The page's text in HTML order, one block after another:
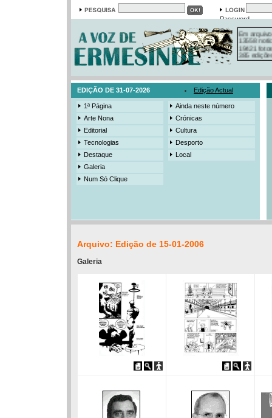
Password
Em arquivo
13558
19421
385
3206
EDIÇÃO DE 31-07-2026 Edição Actual
1ª Página
Arte Nona
Editorial
Tecnologias
Destaque
Galeria
Num Só Clique
Ainda neste número
Crónicas
Cultura
Desporto
Local
Arquivo: Edição de 15-01-2006
Galeria